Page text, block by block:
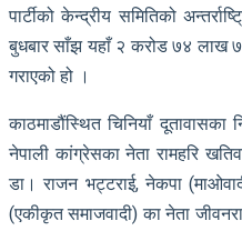
पार्टीको केन्द्रीय समितिको
बुधबार साँझ यहाँ २ करोड ७४ लाख
गराएको हो ।
काठमाडौंस्थित चिनियाँ
नेपाली कांग्रेसका नेता रामहरि
डा। राजन भट्टराई, नेकपा
(एकीकृत समाजवादी) का नेता